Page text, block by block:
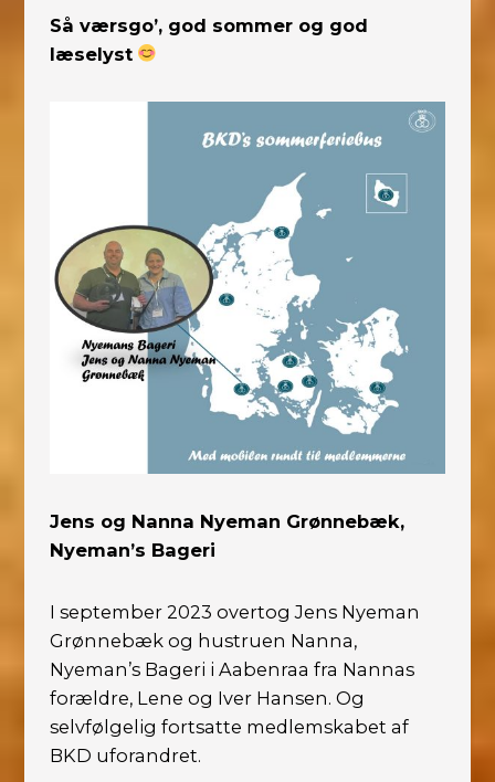
Så værsgo’, god sommer og god
læselyst
Jens og Nanna Nyeman Grønnebæk,
Nyeman’s Bageri
I september 2023 overtog Jens Nyeman
Grønnebæk og hustruen Nanna,
Nyeman’s Bageri i Aabenraa fra Nannas
forældre, Lene og Iver Hansen. Og
selvfølgelig fortsatte medlemskabet af
BKD uforandret.